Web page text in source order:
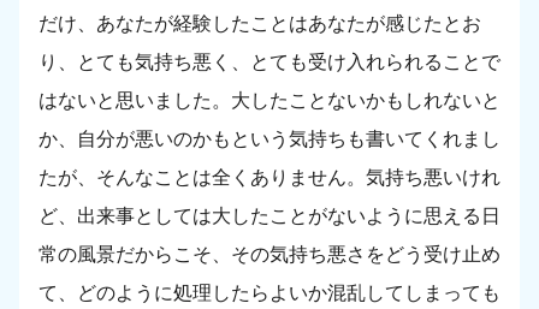
だけ、あなたが経験したことはあなたが感じたとお
り、とても気持ち悪く、とても受け入れられることで
はないと思いました。大したことないかもしれないと
か、自分が悪いのかもという気持ちも書いてくれまし
たが、そんなことは全くありません。気持ち悪いけれ
ど、出来事としては大したことがないように思える日
常の風景だからこそ、その気持ち悪さをどう受け止め
て、どのように処理したらよいか混乱してしまっても